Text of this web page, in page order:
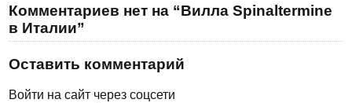
Комментариев нет на “Вилла Spinaltermine
в Италии”
Оставить комментарий
Войти на сайт через соцсети